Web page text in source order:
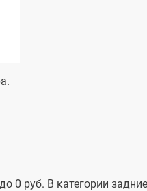
0 руб. В категории